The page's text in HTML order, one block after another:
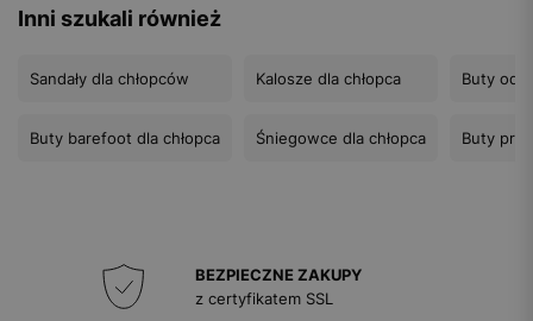
Inni szukali również
Sandały dla chłopców
Buty barefoot dla chłopca
Kalosze dla chłopca
Śniegowce dla chłopca
Buty
Buty
BEZPIECZNE ZAKUPY
z certyfikatem SSL